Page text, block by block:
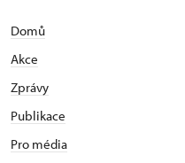
Domů
Akce
Zprávy
Publikace
Pro média